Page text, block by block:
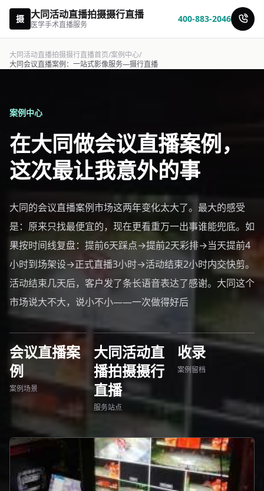
摄 大同活动直播拍摄摄行直播
医学手术直播服务
400-883-2046
大同活动直播拍摄摄行直播首页/案例中心/
大同会议直播案例：一站式影像服务—摄行直播
案例中心
在大同做会议直播案例，
这次最让我意外的事
大同的会议直播案例市场这两年变化太大了。最大的感受
是：原来只找最便宜的，现在更看重万一出事谁能兜底。如
果按时间线复盘：提前6天踩点→提前2天彩排→当天提前4
小时到场架设→正式直播3小时→活动结束2小时内交快剪。
活动结束几天后，客户发了条长语音表达了感谢。大同这个
市场说大不大，说小不小——一次做得好后
会议直播案
例
案例场景
大同活动直
播拍摄摄行
直播
服务站点
收录
案例留档